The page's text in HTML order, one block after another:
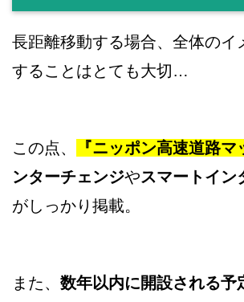
長距離移動する場合、全体のイ
することはとても大切…
この点、 『ニッポン高速道路マ
ンターチェンジやスマートイン
がしっかり掲載。
また、 数年以内に開設される予